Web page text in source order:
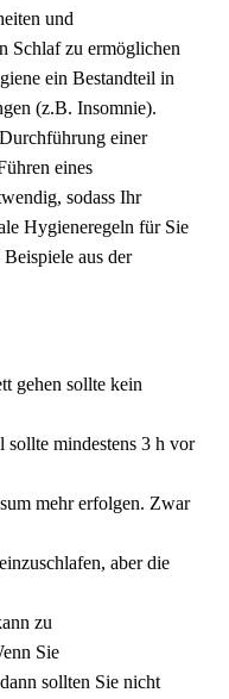
und
Schlaf zu ermöglichen
ein Bestandteil in
(z.B. Insomnie).
einer
eines
sodass Ihr
Hygieneregeln für Sie
aus der
gehen sollte kein
sollte mindestens 3 h vor
mehr erfolgen. Zwar
aber die
zu
Sie
sollten Sie nicht